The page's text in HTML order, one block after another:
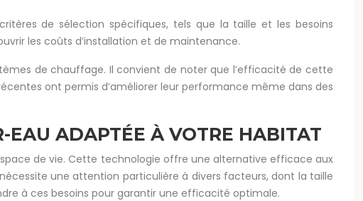
de sélection spécifiques, tels que la taille et les besoins
les coûts d’installation et de maintenance.
de chauffage. Il convient de noter que l’efficacité de cette
ont permis d’améliorer leur performance même dans des
EAU ADAPTÉE À VOTRE HABITAT
de vie. Cette technologie offre une alternative efficace aux
une attention particulière à divers facteurs, dont la taille
à ces besoins pour garantir une efficacité optimale.